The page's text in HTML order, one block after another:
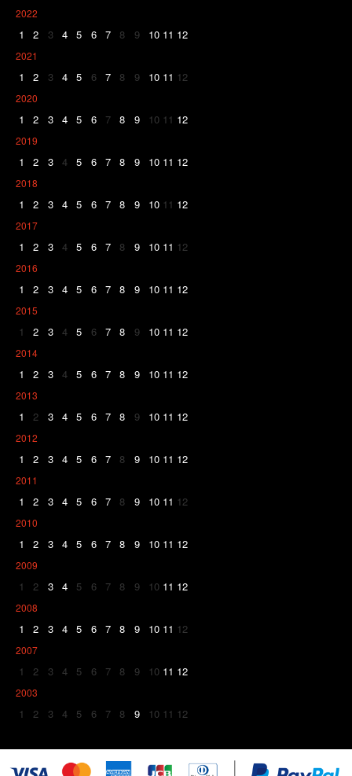
2022
1 2 3 4 5 6 7 8 9 10 11 12
2021
1 2 3 4 5 6 7 8 9 10 11 12
2020
1 2 3 4 5 6 7 8 9 10 11 12
2019
1 2 3 4 5 6 7 8 9 10 11 12
2018
1 2 3 4 5 6 7 8 9 10 11 12
2017
1 2 3 4 5 6 7 8 9 10 11 12
2016
1 2 3 4 5 6 7 8 9 10 11 12
2015
1 2 3 4 5 6 7 8 9 10 11 12
2014
1 2 3 4 5 6 7 8 9 10 11 12
2013
1 2 3 4 5 6 7 8 9 10 11 12
2012
1 2 3 4 5 6 7 8 9 10 11 12
2011
1 2 3 4 5 6 7 8 9 10 11 12
2010
1 2 3 4 5 6 7 8 9 10 11 12
2009
1 2 3 4 5 6 7 8 9 10 11 12
2008
1 2 3 4 5 6 7 8 9 10 11 12
2007
1 2 3 4 5 6 7 8 9 10 11 12
2003
1 2 3 4 5 6 7 8 9 10 11 12